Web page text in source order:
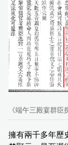
《端午三殿宴群臣
擁有兩千多年歷